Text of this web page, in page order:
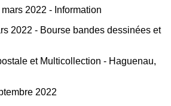
2022 - Information
2022 - Bourse bandes dessinées et
et Multicollection - Haguenau,
2022